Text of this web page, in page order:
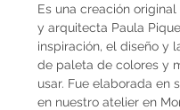
Es una creación
y arquitecta Paula
inspiración, el diseño y
de paleta de colores y
usar. Fue elaborada en
en nuestro atelier en